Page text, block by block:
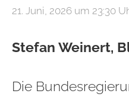
21. Juni, 2026 um 23:30
Stefan Weinert,
Die